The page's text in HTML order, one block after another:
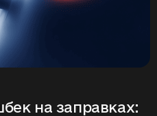
на заправках: